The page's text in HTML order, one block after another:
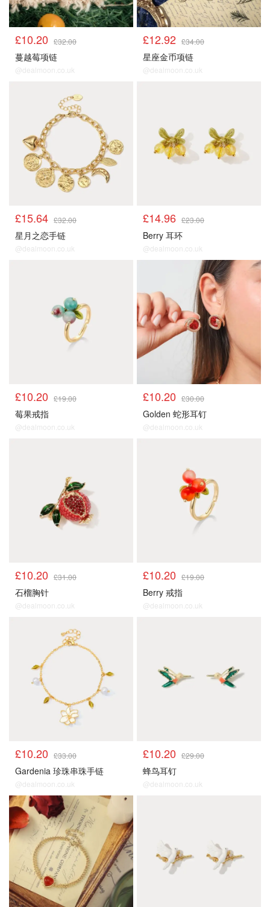
£10.20 £32.00
蔓越莓项链
@dealmoon.co.uk
£12.92 £34.00
星座金币项链
@dealmoon.co.uk
£15.64 £32.00
星月之恋手链
@dealmoon.co.uk
£14.96 £23.00
Berry 耳环
@dealmoon.co.uk
£10.20 £19.00
莓果戒指
@dealmoon.co.uk
£10.20 £30.00
Golden 蛇形耳钉
@dealmoon.co.uk
£10.20 £31.00
石榴胸针
@dealmoon.co.uk
£10.20 £19.00
Berry 戒指
@dealmoon.co.uk
£10.20 £33.00
Gardenia 珍珠串珠手链
@dealmoon.co.uk
£10.20 £29.00
蜂鸟耳钉
@dealmoon.co.uk